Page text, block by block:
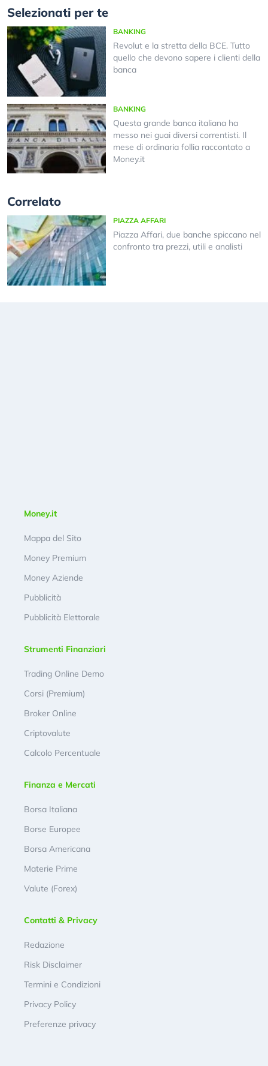
Selezionati per te
BANKING
Revolut e la stretta della BCE. Tutto
quello che devono sapere i clienti della
banca
BANKING
Questa grande banca italiana ha
messo nei guai diversi correntisti. Il
mese di ordinaria follia raccontato a
Money.it
Correlato
PIAZZA AFFARI
Piazza Affari, due banche spiccano nel
confronto tra prezzi, utili e analisti
Money.it
Mappa del Sito
Money Premium
Money Aziende
Pubblicità
Pubblicità Elettorale
Strumenti Finanziari
Trading Online Demo
Corsi (Premium)
Broker Online
Criptovalute
Calcolo Percentuale
Finanza e Mercati
Borsa Italiana
Borse Europee
Borsa Americana
Materie Prime
Valute (Forex)
Contatti & Privacy
Redazione
Risk Disclaimer
Termini e Condizioni
Privacy Policy
Preferenze privacy